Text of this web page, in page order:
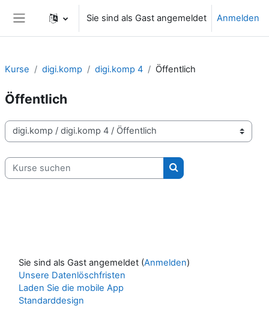
Website-Übersicht
Sie sind als Gast angemeldet Anmelden
Kurse digi.komp digi.komp 4 Öffentlich
Öffentlich
Kursbereiche
Kurse suchen
Kurse suchen
Sie sind als Gast angemeldet (Anmelden)
Unsere Datenlöschfristen
Laden Sie die mobile App
Standarddesign